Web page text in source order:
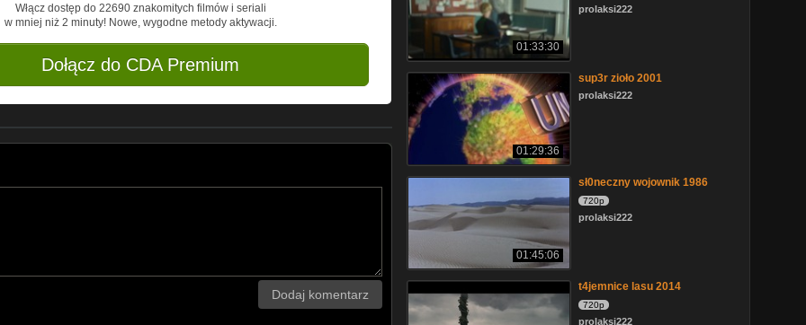
Włącz dostęp do 22690 znakomitych filmów i seriali
w mniej niż 2 minuty! Nowe, wygodne metody aktywacji.
Dołącz do CDA Premium
Dodaj komentarz
01:33:30
prolaksi222
01:29:36
sup3r zioło 2001
prolaksi222
01:45:06
sł0neczny wojownik 1986
720p
prolaksi222
t4jemnice lasu 2014
720p
prolaksi222